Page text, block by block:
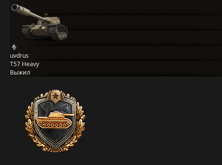
uvdrus
T57 Heavy
Выжил